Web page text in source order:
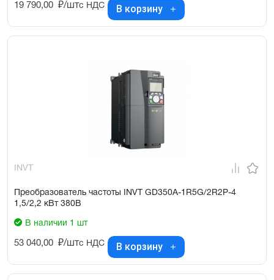
19 790,00 ₽/штс НДС В корзину
INVT
Преобразователь частоты INVT GD350A-1R5G/2R2P-4
1,5/2,2 кВт 380В
В наличии 1 шт
53 040,00 ₽/штс НДС В корзину